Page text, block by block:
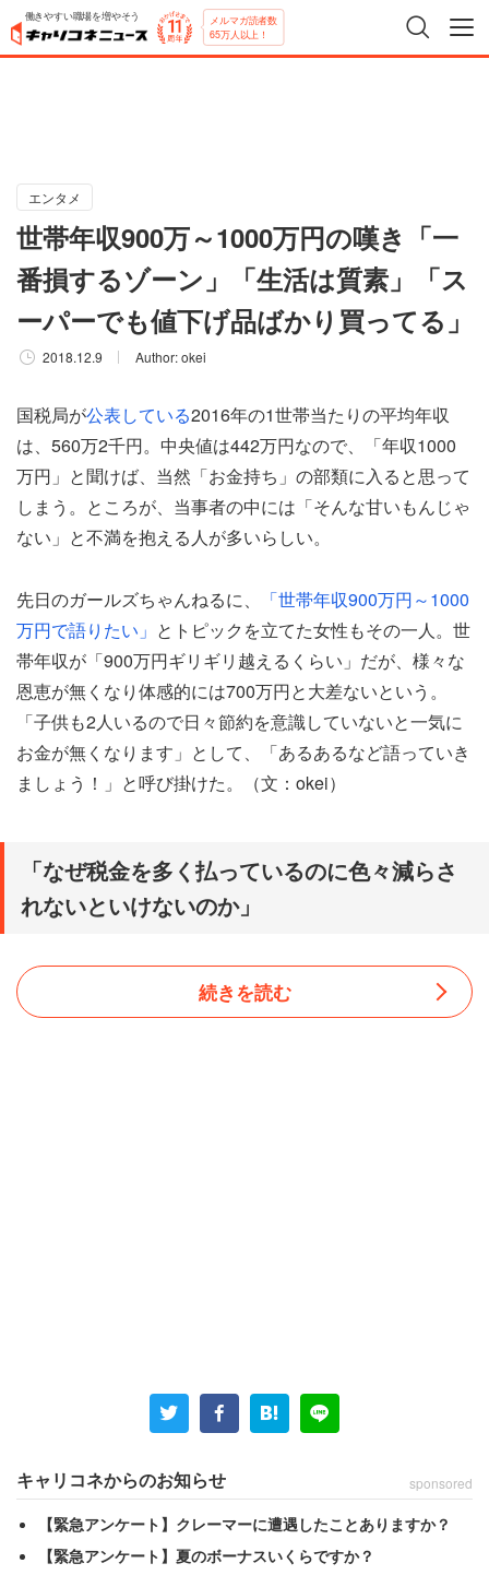
働きやすい職場を増やそう メルマガ読者数
65万人以上！
エンタメ
世帯年収900万～1000万円の嘆き「一
番損するゾーン」「生活は質素」「ス
ーパーでも値下げ品ばかり買ってる」
2018.12.9 Author:okei
国税局が公表している2016年の1世帯当たりの平均年収
は、560万2千円。中央値は442万円なので、「年収1000
万円」と聞けば、当然「お金持ち」の部類に入ると思って
しまう。ところが、当事者の中には「そんな甘いもんじゃ
ない」と不満を抱える人が多いらしい。
先日のガールズちゃんねるに、
「世帯年収900万円～1000
万円で語りたい」 とトピックを立てた女性もその一人。世
帯年収が「900万円ギリギリ越えるくらい」だが、様々な
恩恵が無くなり体感的には700万円と大差ないという。
「子供も2人いるので日々節約を意識していないと一気に
お金が無くなります」として、「あるあるなど語っていき
ましょう！」と呼び掛けた。（文：okei）
「なぜ税金を多く払っているのに色々減らさ
れないといけないのか」
続きを読む
キャリコネからのお知らせ sponsored
【緊急アンケート】クレーマーに遭遇したことありますか？
【緊急アンケート】夏のボーナスいくらですか？